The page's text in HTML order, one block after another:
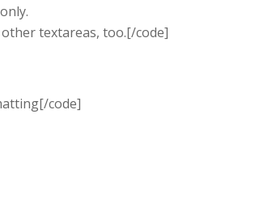
textareas, too.[/code]
code]